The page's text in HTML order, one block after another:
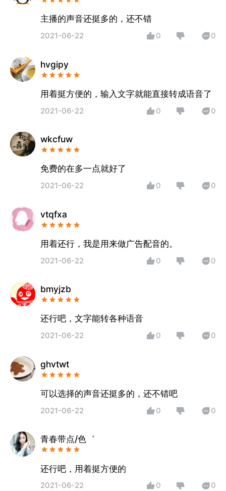
主播的声音还挺多的，还不错
2021-06-22 0 0
hvgipy
用着挺方便的，输入文字就能直接转成语音了
2021-06-22 0 0
wkcfuw
免费的在多一点就好了
2021-06-22 0 0
vtqfxa
用着还行，我是用来做广告配音的。
2021-06-22 0 0
bmyjzb
还行吧，文字能转各种语音
2021-06-22 0 0
ghvtwt
可以选择的声音还挺多的，还不错吧
2021-06-22 0 0
青春带点/色゛
还行吧，用着挺方便的
2021-06-22 0 0